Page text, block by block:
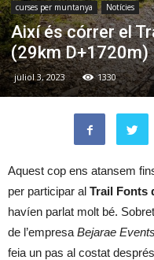
curses per muntanya Notícies
Així és córrer el
(29km D+1720m)
juliol 3, 2023 1330
Aquest cop ens atansem
per participar al Trail Fonts
havíen parlat molt bé.
de l’empresa Bejarae Events
feia un pas al costat